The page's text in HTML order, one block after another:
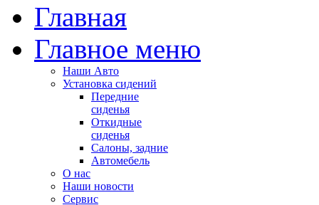
Главная
Главное меню
Наши Авто
Установка сидений
Передние
сиденья
Откидные
сиденья
Салоны, задние
Автомебель
О нас
Наши новости
Сервис